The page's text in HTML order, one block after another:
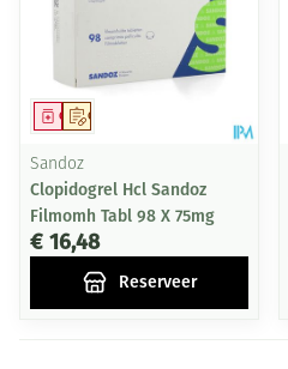
Op voorschrift
Geneesmiddel
Sandoz
Clopidogrel Hcl Sandoz
Filmomh Tabl 98 X 75mg
€ 16,48
Reserveer